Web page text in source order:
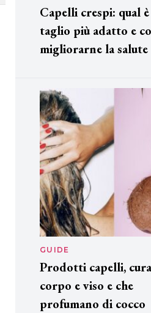
Capelli crespi: qual
taglio più adatto e
migliorarne la salute
GUIDE
Prodotti capelli,
corpo e viso e che
profumano di cocco